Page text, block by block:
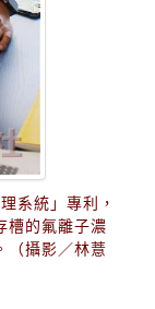
系統」專利，
槽的氟離子濃
（攝影／林薏